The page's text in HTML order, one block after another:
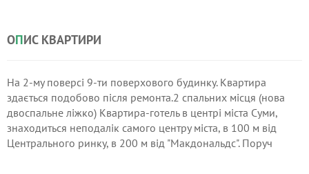
ОПИС КВАРТИРИ
На 2-му поверсі 9-ти поверхового будинку. Квартира
здається подобово після ремонта.2 спальних місця (нова
двоспальне ліжко) Квартира-готель в центрі міста Суми,
знаходиться неподалік самого центру міста, в 100 м від
Центрального ринку, в 200 м від "Макдональдс". Поруч